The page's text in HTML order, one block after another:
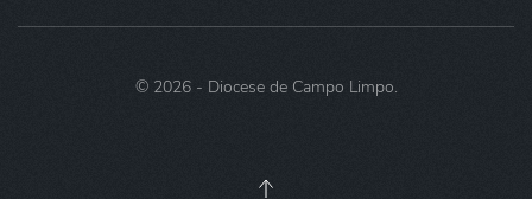
© 2026- Diocese de Campo Limpo.